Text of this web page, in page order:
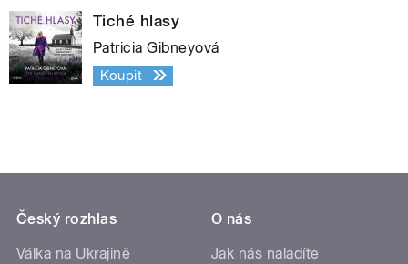
Tiché hlasy
Patricia Gibneyová
Koupit
Český rozhlas
Válka na Ukrajině
O nás
Jak nás naladíte